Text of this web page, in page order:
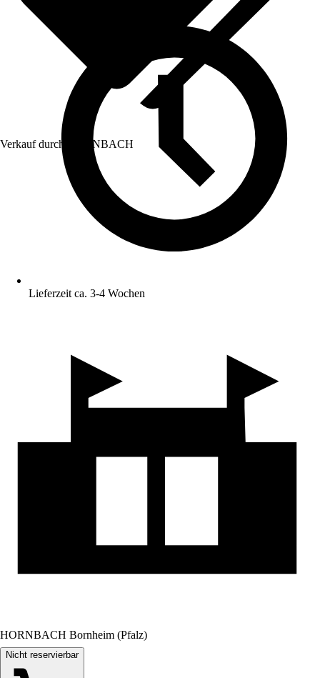
Verkauf durch: HORNBACH
Lieferzeit ca. 3-4 Wochen
HORNBACH Bornheim (Pfalz)
Nicht reservierbar